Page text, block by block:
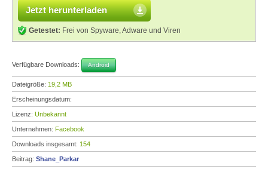
Jetzt herunterladen
Getestet: Frei von Spyware, Adware und Viren
Verfügbare Downloads: Android
Dateigröße: 19,2 MB
Erscheinungsdatum:
Lizenz: Unbekannt
Unternehmen: Facebook
Downloads insgesamt: 154
Beitrag: Shane_Parkar